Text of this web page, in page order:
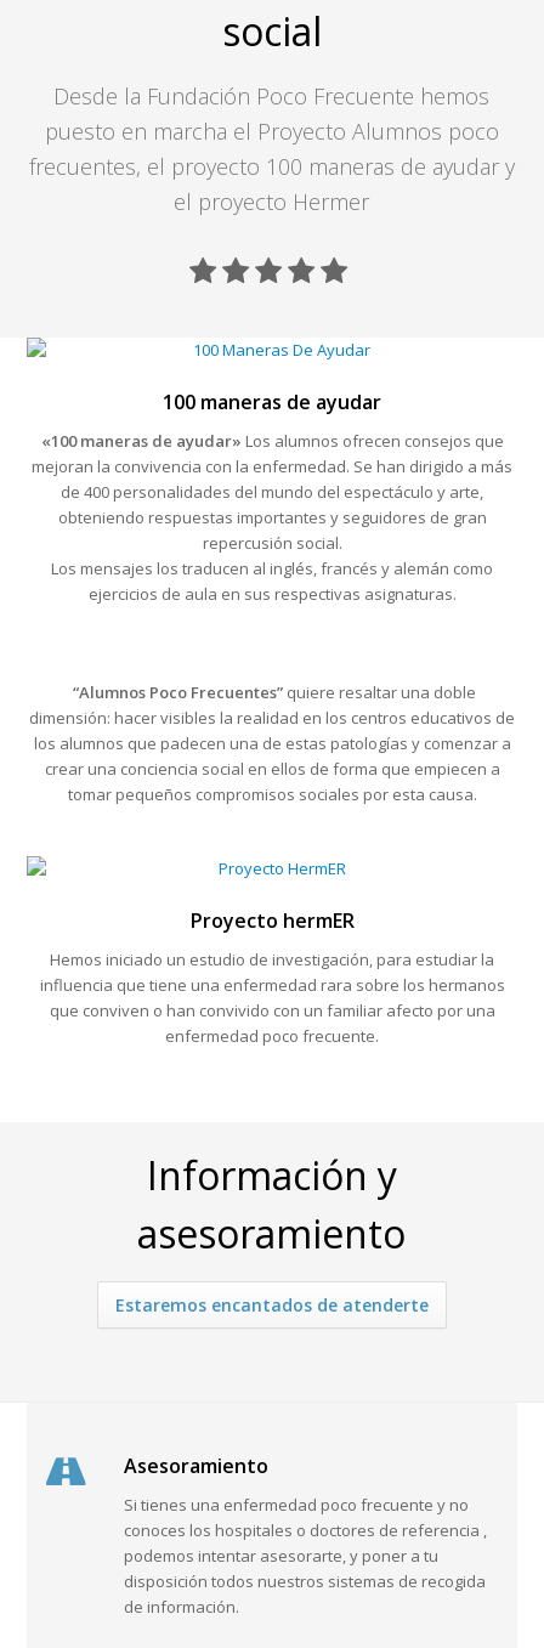
social
Desde la Fundación Poco Frecuente hemos
puesto en marcha el Proyecto Alumnos poco
frecuentes, el proyecto 100 maneras de ayudar y
el proyecto Hermer
100 maneras de ayudar
«100 maneras de ayudar» Los alumnos ofrecen consejos que
mejoran la convivencia con la enfermedad. Se han dirigido a más
de 400 personalidades del mundo del espectáculo y arte,
obteniendo respuestas importantes y seguidores de gran
repercusión social.
Los mensajes los traducen al inglés, francés y alemán como
ejercicios de aula en sus respectivas asignaturas.
“Alumnos Poco Frecuentes”quiere resaltar una doble
dimensión: hacer visibles la realidad en los centros educativos de
los alumnos que padecen una de estas patologías y comenzar a
crear una conciencia social en ellos de forma que empiecen a
tomar pequeños compromisos sociales por esta causa.
Proyecto hermER
Hemos iniciado un estudio de investigación, para estudiar la
influencia que tiene una enfermedad rara sobre los hermanos
que conviven o han convivido con un familiar afecto por una
enfermedad poco frecuente.
Información y
asesoramiento
Estaremos encantados de atenderte
Asesoramiento
Si tienes una enfermedad poco frecuente y no
conoces los hospitales o doctores de referencia ,
podemos intentar asesorarte, y poner a tu
disposición todos nuestros sistemas de recogida
de información.